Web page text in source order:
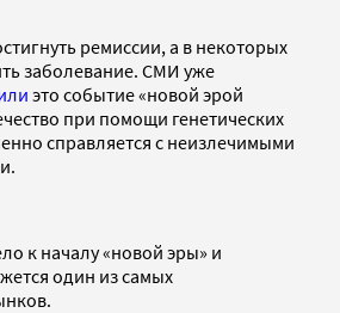
ремиссии, а в некоторых
заболевание. СМИ уже
это событие «новой эрой
при помощи генетических
справляется с неизлечимыми
к началу «новой эры» и
один из самых